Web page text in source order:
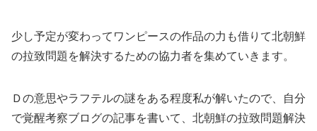
少し予定が変わってワンピースの作品の力も借りて北朝鮮
の拉致問題を解決するための協力者を集めていきます。
Ｄの意思やラフテルの謎をある程度私が解いたので、自分
で覚醒考察ブログの記事を書いて、北朝鮮の拉致問題解決